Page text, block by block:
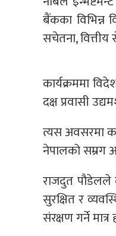
बैंकका विभिन्न
सचेतना,
कार्यक्रममा
दक्ष प्रवासी
त्यस अवसरमा
नेपालको सम्रग
राजदुत पौडेलले
सुरक्षित र
संरक्षण गर्ने